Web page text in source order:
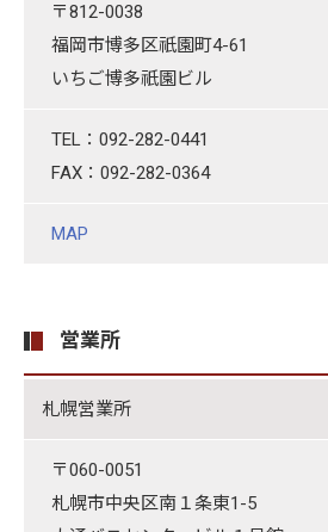
〒812-0038
福岡市博多区祇園町4-61
いちご博多祇園ビル
TEL：092-282-0441
FAX：092-282-0364
MAP
営業所
札幌営業所
〒060-0051
札幌市中央区南１条東1-5